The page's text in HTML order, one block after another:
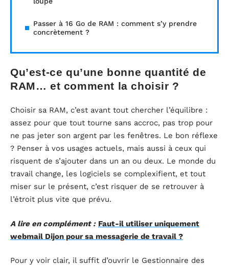
Passer à 16 Go de RAM : comment s’y prendre
concrètement ?
Qu’est-ce qu’une bonne quantité de
RAM… et comment la choisir ?
Choisir sa RAM, c’est avant tout chercher l’équilibre :
assez pour que tout tourne sans accroc, pas trop pour
ne pas jeter son argent par les fenêtres. Le bon réflexe
? Penser à vos usages actuels, mais aussi à ceux qui
risquent de s’ajouter dans un an ou deux. Le monde du
travail change, les logiciels se complexifient, et tout
miser sur le présent, c’est risquer de se retrouver à
l’étroit plus vite que prévu.
A lire en complément : Faut-il utiliser uniquement
webmail Dijon pour sa messagerie de travail ?
Pour y voir clair, il suffit d’ouvrir le Gestionnaire des